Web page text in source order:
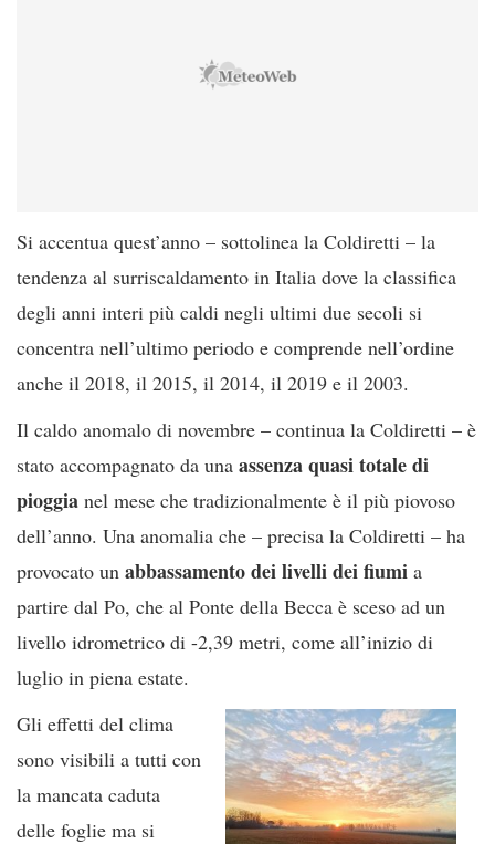
Si accentua quest’anno – sottolinea la Coldiretti – la
tendenza al surriscaldamento in Italia dove la classifica
degli anni interi più caldi negli ultimi due secoli si
concentra nell’ultimo periodo e comprende nell’ordine
anche il 2018, il 2015, il 2014, il 2019 e il 2003.
Il caldo anomalo di novembre – continua la Coldiretti – è
stato accompagnato da una assenza quasi totale di
pioggia nel mese che tradizionalmente è il più piovoso
dell’anno. Una anomalia che – precisa la Coldiretti – ha
provocato un abbassamento dei livelli dei fiumi a
partire dal Po, che al Ponte della Becca è sceso ad un
livello idrometrico di -2,39 metri, come all’inizio di
luglio in piena estate.
Gli effetti del clima
sono visibili a tutti con
la mancata caduta
delle foglie ma si